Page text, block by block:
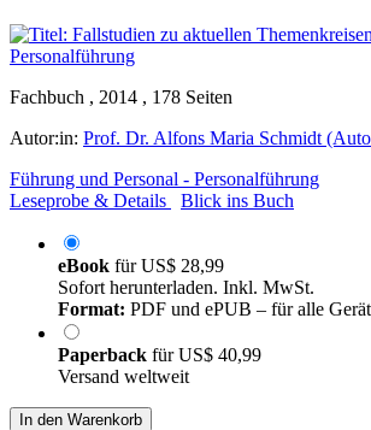
Fachbuch , 2014 , 178 Seiten
Autor:in: Prof. Dr. Alfons Maria Schmidt
Führung und Personal - Personalführung
Leseprobe & Details
Blick ins Buch
eBook fürUS$ 28,99
Sofort herunterladen. Inkl. MwSt.
Format: PDF und ePUB – für alle
Paperback fürUS$ 40,99
Versand weltweit
In den Warenkorb